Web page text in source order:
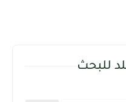
للبحث